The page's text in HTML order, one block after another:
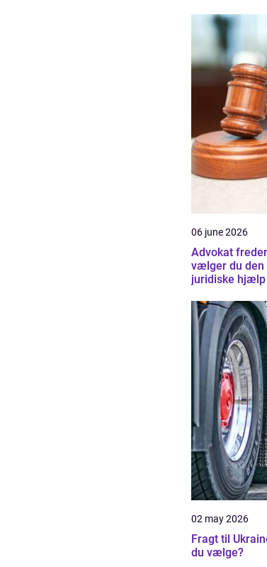
06 june 2026
Advokat fredericia
vælger du den
juridiske hjælp
02 may 2026
Fragt til
du vælge?